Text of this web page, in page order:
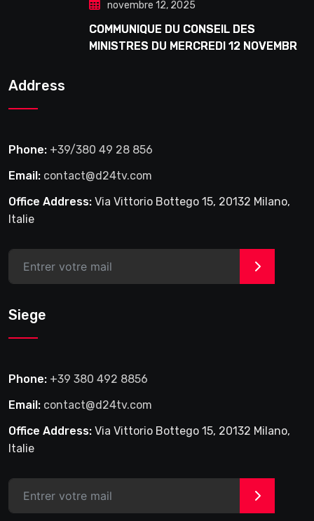
novembre 12, 2025
COMMUNIQUE DU CONSEIL DES
MINISTRES DU MERCREDI 12 NOVEMBRE
Address
Phone: +39/380 49 28 856
Email: contact@d24tv.com
Office Address: Via Vittorio Bottego 15, 20132 Milano,
Italie
>
Siege
Phone: +39 380 492 8856
Email: contact@d24tv.com
Office Address: Via Vittorio Bottego 15, 20132 Milano,
Italie
>